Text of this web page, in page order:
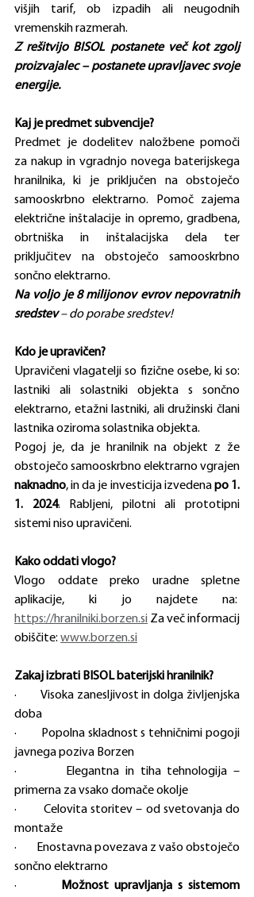
višjih tarif, ob izpadih ali neugodnih
vremenskih razmerah.
Z rešitvijo BISOL postanete več kot zgolj
proizvajalec – postanete upravljavec svoje
energije.
Kaj je predmet subvencije?
Predmet je dodelitev naložbene pomoči
za nakup in vgradnjo novega baterijskega
hranilnika, ki je priključen na obstoječo
samooskrbno elektrarno. Pomoč zajema
električne inštalacije in opremo, gradbena,
obrtniška in inštalacijska dela ter
priključitev na obstoječo samooskrbno
sončno elektrarno.
Na voljo je 8 milijonov evrov nepovratnih
sredstev – do porabe sredstev!
Kdo je upravičen?
Upravičeni vlagatelji so fizične osebe, ki so:
lastniki ali solastniki objekta s sončno
elektrarno, etažni lastniki, ali družinski člani
lastnika oziroma solastnika objekta.
Pogoj je, da je hranilnik na objekt z že
naknadno, in da je investicija izvedena po 1.
1. 2024. Rabljeni, pilotni ali prototipni
sistemi niso upravičeni.
Kako oddati vlogo?
Vlogo oddate preko uradne spletne
https://hranilniki.borzen.si Za več informacij
obiščite: www.borzen.si
Zakaj izbrati BISOL baterijski hranilnik?
·        Visoka zanesljivost in dolga življenjska
doba
·        Popolna skladnost s tehničnimi pogoji
javnega poziva Borzen
·        Elegantna in tiha tehnologija –
primerna za vsako domače okolje
·        Celovita storitev – od svetovanja do
montaže
·        Enostavna povezava z vašo obstoječo
sončno elektrarno
·
Možnost upravljanja s sistemom